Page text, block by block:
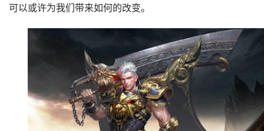
可以或许为我们带来如何的改变。